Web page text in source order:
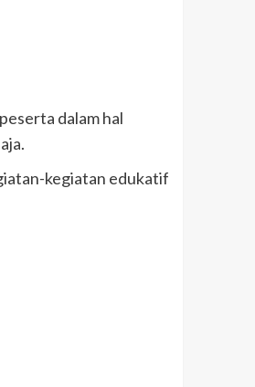
dalam hal
kegiatan edukatif